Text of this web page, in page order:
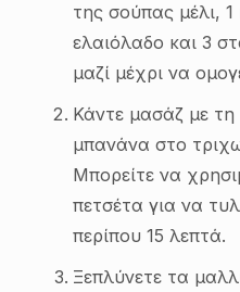
της σούπας μέλι,
ελαιόλαδο και 3
μαζί μέχρι να
Κάντε μασάζ με
μπανάνα στο
Μπορείτε να
πετσέτα για να
περίπου 15 λεπτά.
Ξεπλύνετε τα